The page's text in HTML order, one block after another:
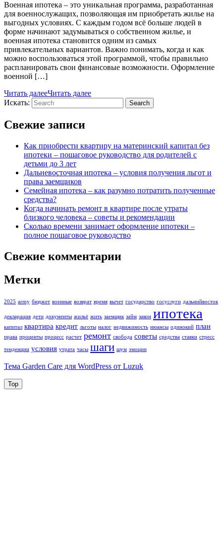
Военная ипотека – это уникальная программа, разработанная
для военнослужащих, позволяющая им приобретать жилье на
выгодных условиях. С каждым годом всё больше людей в
форме начинают задумываться о собственном жилье, и
военная ипотека становится одним из самых
привлекательных вариантов. Важно понимать, когда и как
можно воспользоваться этой программой, чтобы правильно
распланировать свои финансовые возможности. Оформление
военной […]
Читать далееЧитать далее
Искать:
Search
Свежие записи
Как приобрести квартиру на материнский капитал без
ипотеки – пошаговое руководство для родителей с
детьми до 3 лет
Дальневосточная ипотека – условия получения льгот и
права заемщиков
Семейная ипотека – как разумно потратить полученные
средства?
Когда начинать ремонт в квартире после утраты
близкого человека – советы и рекомендации
Сколько времени занимает оформление ипотеки –
полное пошаговое руководство
Свежие комментарии
Метки
2025 army бюджет военные возврат время вычет государство госуслуги дальнийвосток
декларация дети документы жильё жить заемщик займ закон ипотека
капитал квартира кредит льготы налог недвижимость нюансы одинокий план
права проценты процесс расчет ремонт свобода советы средства ставки стресс
тенденции условия утрата часы шаги шум эмоции
Тема Garden Care для WordPress от Luzuk
Top